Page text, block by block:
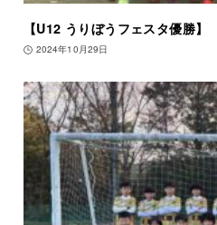
【U12 うりぼうフェスタ優勝】
2024年10月29日